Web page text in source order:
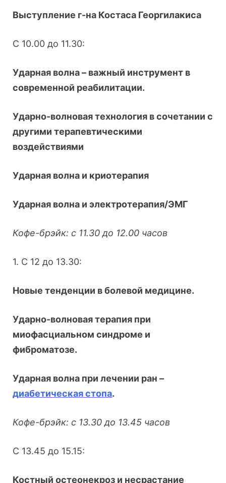
Выступление г-на Костаса Георгилакиса
С 10.00 до 11.30:
Ударная волна – важный инструмент в
современной реабилитации.
Ударно-волновая технология в сочетании с
другими терапевтическими
воздействиями
Ударная волна и криотерапия
Ударная волна и электротерапия/ЭМГ
Кофе-брэйк: с 11.30 до 12.00 часов
1. С 12 до 13.30:
Новые тенденции в болевой медицине.
Ударно-волновая терапия при
миофасциальном синдроме и
фиброматозе.
Ударная волна при лечении ран –
диабетическая стопа.
Кофе-брэйк: с 13.30 до 13.45 часов
С 13.45 до 15.15:
Костный остеонекроз и несрастание